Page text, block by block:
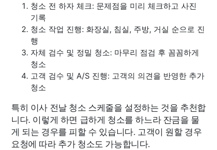
청소 전 하자 체크: 문제점을 미리 체크하고 사진
기록
청소 작업 진행: 화장실, 침실, 주방, 거실 순으로 진
행
자체 검수 및 정밀 청소: 마무리 점검 후 꼼꼼하게
청소
고객 검수 및 A/S 진행: 고객의 의견을 반영한 추가
청소
특히 이사 전날 청소 스케줄을 설정하는 것을 추천합
니다. 이렇게 하면 급하게 청소를 하느라 잔금을 물
게 되는 경우를 피할 수 있습니다. 고객이 원할 경우
요청에 따라 추가 청소도 가능합니다.